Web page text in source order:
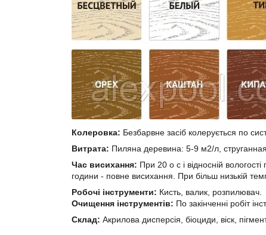
Колеровка: Безбарвне засіб колерується по
Витрата: Пиляна деревина: 5-9 м2/л, струганная
Час висихання: При 20 o c і відносній
години - повне висихання. При більш низькій
Робочі інструменти: Кисть, валик, розпилювач.
Очищення інструментів: По закінченні робіт
Склад: Акрилова дисперсія, біоциди, віск,